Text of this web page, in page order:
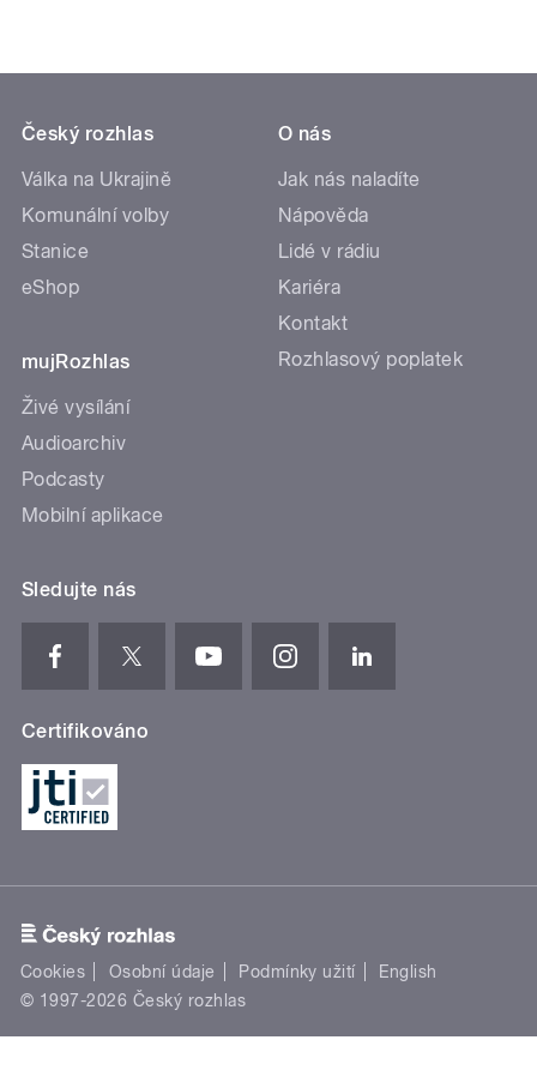
Český rozhlas
Válka na Ukrajině
Komunální volby
Stanice
eShop
mujRozhlas
Živé vysílání
Audioarchiv
Podcasty
Mobilní aplikace
O nás
Jak nás naladíte
Nápověda
Lidé v rádiu
Kariéra
Kontakt
Rozhlasový poplatek
Sledujte nás
Certifikováno
Cookies Osobní údaje Podmínky užití
English
© 1997-2026 Český rozhlas